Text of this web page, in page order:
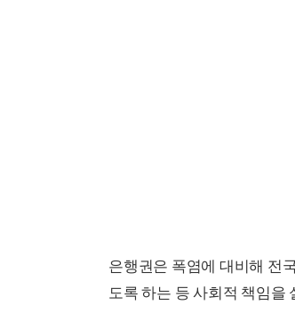
은행권은 폭염에 대비해 전
도록 하는 등 사회적 책임을